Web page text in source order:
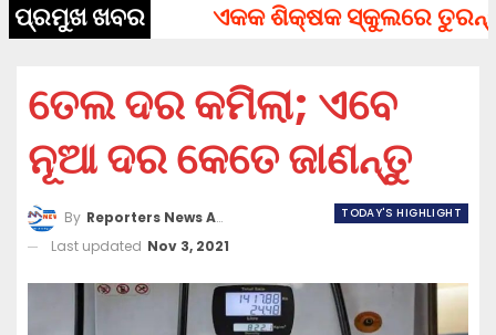
ପ୍ରମୁଖ ଖବର ଏକକ ଶିକ୍ଷକ ସ୍କୁଲରେ ତୁରନ୍ତ
ତେଲ ଦର କମିଲା; ଏବେ
ନୂଆ ଦର କେତେ ଜାଣନ୍ତୁ
TODAY'S HIGHLIGHT
By Reporters News Agency
Last updated Nov 3, 2021